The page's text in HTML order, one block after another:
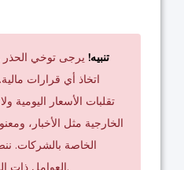
تنبيه! يرجى توخي
اتخاذ أي قرارات
تقلبات الأسعار اليومية
الخارجية مثل الأخبار،
الخاصة بالشركات.